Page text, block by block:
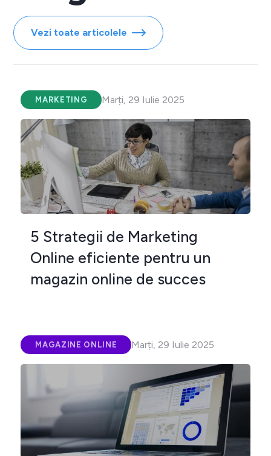
Vezi toate articolele
MARKETING Marți, 29 Iulie 2025
5 Strategii de Marketing
Online eficiente pentru un
magazin online de succes
MAGAZINE ONLINE Marți, 29 Iulie 2025